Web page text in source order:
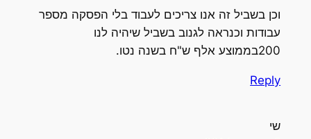
וכן בשביל זה אנו צריכים לעבוד בלי הפסקה מספר
עבודות וכנראה לגנוב בשביל שיהיה לנו
200בממוצע אלף ש"ח בשנה נטו.
Reply
שי